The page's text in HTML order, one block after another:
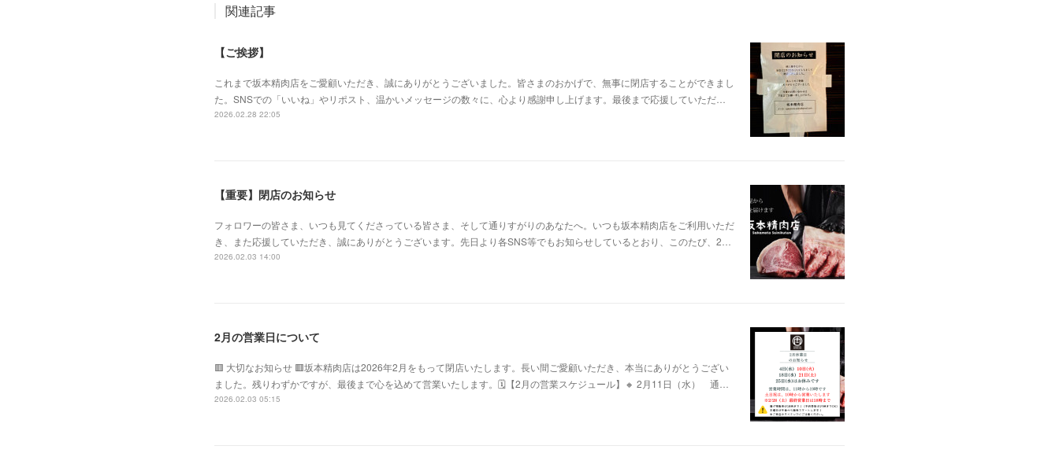
関連記事
【ご挨拶】
これまで坂本精肉店をご愛顧いただき、誠にありがとうございました。皆さまのおかげで、無事に閉店することができまし
た。SNSでの「いいね」やリポスト、温かいメッセージの数々に、心より感謝申し上げます。最後まで応援していただ…
2026.02.28 22:05
【重要】閉店のお知らせ
フォロワーの皆さま、いつも見てくださっている皆さま、そして通りすがりのあなたへ。いつも坂本精肉店をご利用いただ
き、また応援していただき、誠にありがとうございます。先日より各SNS等でもお知らせしているとおり、このたび、2…
2026.02.03 14:00
2月の営業日について
🟥 大切なお知らせ 🟥坂本精肉店は2026年2月をもって閉店いたします。長い間ご愛顧いただき、本当にありがとうござい
ました。残りわずかですが、最後まで心を込めて営業いたします。🗓【2月の営業スケジュール】🔸 2月11日（水） 通…
2026.02.03 05:15